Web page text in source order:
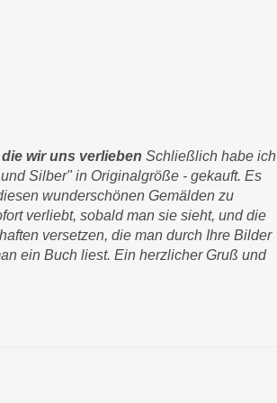
wir uns verlieben Schließlich habe ich
Silber" in Originalgröße - gekauft. Es
wunderschönen Gemälden zu
verliebt, sobald man sie sieht, und die
versetzen, die man durch Ihre Bilder
ein Buch liest. Ein herzlicher Gruß und